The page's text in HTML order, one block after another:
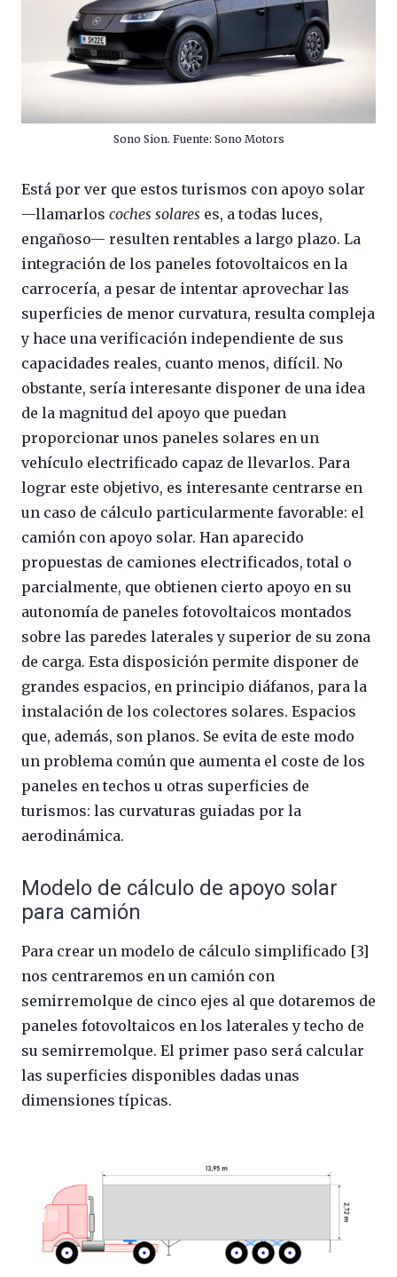
Sono Sion. Fuente: Sono Motors
Está por ver que estos turismos con apoyo solar
—llamarlos coches solares es, a todas luces,
engañoso— resulten rentables a largo plazo. La
integración de los paneles fotovoltaicos en la
carrocería, a pesar de intentar aprovechar las
superficies de menor curvatura, resulta compleja
y hace una verificación independiente de sus
capacidades reales, cuanto menos, difícil. No
obstante, sería interesante disponer de una idea
de la magnitud del apoyo que puedan
proporcionar unos paneles solares en un
vehículo electrificado capaz de llevarlos. Para
lograr este objetivo, es interesante centrarse en
un caso de cálculo particularmente favorable: el
camión con apoyo solar. Han aparecido
propuestas de camiones electrificados, total o
parcialmente, que obtienen cierto apoyo en su
autonomía de paneles fotovoltaicos montados
sobre las paredes laterales y superior de su zona
de carga. Esta disposición permite disponer de
grandes espacios, en principio diáfanos, para la
instalación de los colectores solares. Espacios
que, además, son planos. Se evita de este modo
un problema común que aumenta el coste de los
paneles en techos u otras superficies de
turismos: las curvaturas guiadas por la
aerodinámica.
Modelo de cálculo de apoyo solar
para camión
Para crear un modelo de cálculo simplificado [3]
nos centraremos en un camión con
semirremolque de cinco ejes al que dotaremos de
paneles fotovoltaicos en los laterales y techo de
su semirremolque. El primer paso será calcular
las superficies disponibles dadas unas
dimensiones típicas.